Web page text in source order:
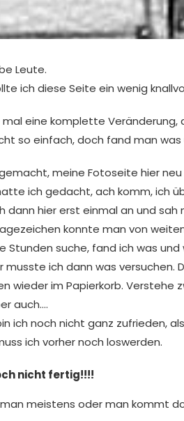
Leute.
ich diese Seite ein wenig
eine komplette Veränderung,
so einfach, doch fand man was
meine Fotoseite hier
ich gedacht, ach komm, ich
dann hier erst einmal an und sah
konnte man von
Stunden suche, fand ich was
musste ich dann was versuchen.
wieder im Papierkorb. Verstehe
auch….
ich noch nicht ganz zufrieden,
ich vorher noch loswerden.
nicht fertig!!!!
meistens oder man kommt